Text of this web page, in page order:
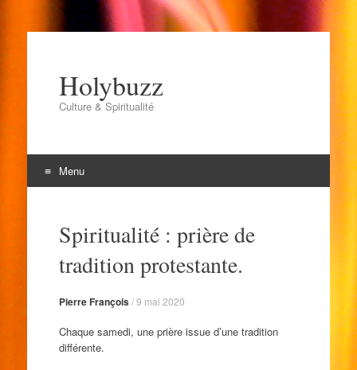
Holybuzz
Culture & Spiritualité
Menu
contenuSpiritualité : prière de
tradition protestante.
Pierre François/9 mai 2020
Chaque samedi, une prière issue d’une tradition
différente.